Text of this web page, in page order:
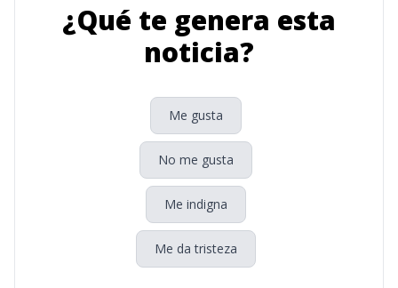
¿Qué te genera esta
noticia?
Me gusta
No me gusta
Me indigna
Me da tristeza